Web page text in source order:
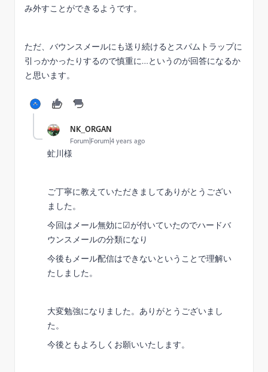
み外すことができるようです。
ただ、バウンスメールにも送り続けるとスパムトラップに
引っかかったりするので慎重に…というのが回答になるか
と思います。
NK_ORGAN
Forum|Forum|4 years ago
虻川様
ご丁寧に教えていただきましてありがとうござい
ました。
今回はメール無効に☑が付いていたのでハードバ
ウンスメールの分類になり
今後もメール配信はできないということで理解い
たしました。
大変勉強になりました。ありがとうございまし
た。
今後ともよろしくお願いいたします。